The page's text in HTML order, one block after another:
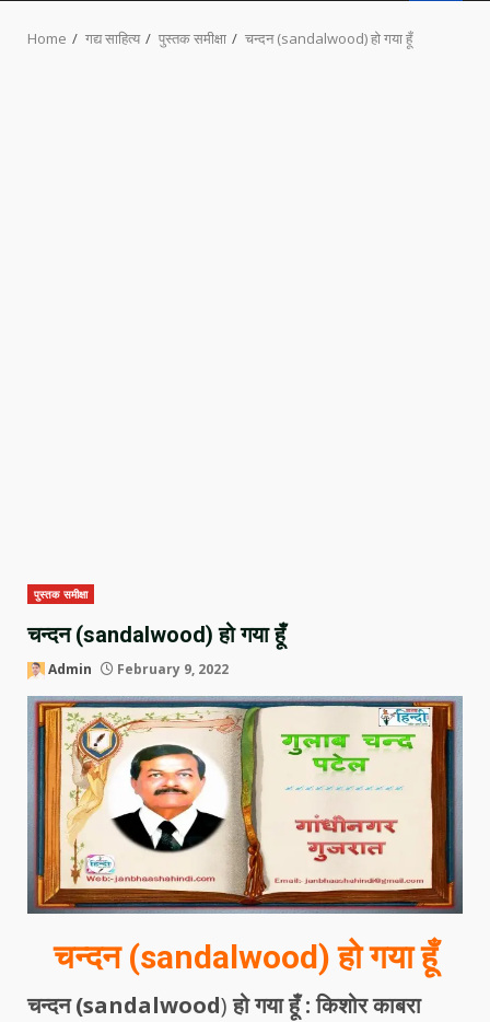
Home गद्य साहित्य पुस्तक समीक्षा चन्दन (sandalwood) हो गया हूँ
पुस्तक समीक्षा
चन्दन (sandalwood) हो गया हूँ
Admin February 9, 2022
चन्दन (sandalwood) हो गया हूँ
चन्दन (sandalwood)हो गया हूँ : किशोर काबरा